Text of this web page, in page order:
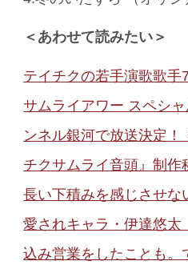
＜あわせて読みたい＞
テイチクの若手演歌歌手
サムライアワー スペシ
ンネル銀河で放送決定！
チクサムライ音頭』制作
長い下積みを感じさせな
愛されキャラ・伊達悠太
込み営業をしたことも。